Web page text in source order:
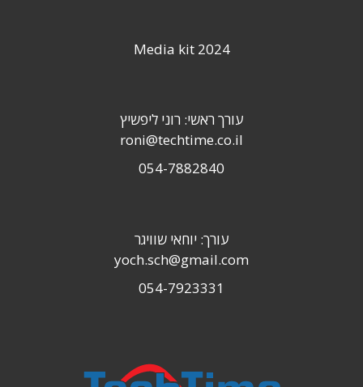
Media kit 2024
עורך ראשי: רוני ליפשיץ
roni@techtime.co.il
054-7882840
עורך: יוחאי שוויגר
yoch.sch@gmail.com
054-7923331